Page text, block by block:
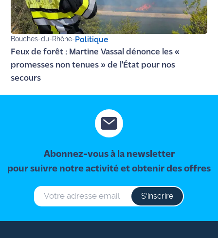
Bouches-du-Rhône-Politique
Feux de forêt : Martine Vassal dénonce les «
promesses non tenues » de l'État pour nos
secours
Abonnez-vous à la newsletter
pour suivre notre activité et obtenir des offres
S‘inscrire